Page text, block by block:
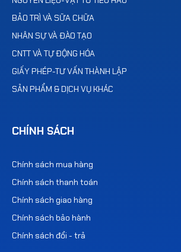
BẢO TRÌ VÀ SỮA CHỮA
NHÂN SỰ VÀ ĐÀO TẠO
CNTT VÀ TỰ ĐỘNG HÓA
GIẤY PHÉP-TƯ VẤN THÀNH LẬP
SẢN PHẨM & DỊCH VỤ KHÁC
CHÍNH SÁCH
Chính sách mua hàng
Chính sách thanh toán
Chính sách giao hàng
Chính sách bảo hành
Chính sách đổi - trả